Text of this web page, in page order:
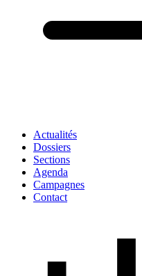
Actualités
Dossiers
Sections
Agenda
Campagnes
Contact